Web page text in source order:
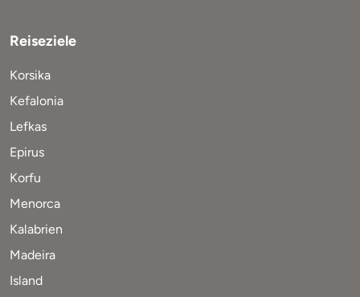
Reiseziele
Korsika
Kefalonia
Lefkas
Epirus
Korfu
Menorca
Kalabrien
Madeira
Island